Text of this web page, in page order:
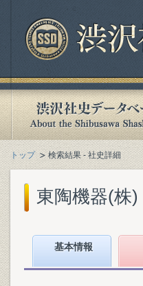
トップ 検索結果 - 社史詳細
東陶機器(株
基本情報